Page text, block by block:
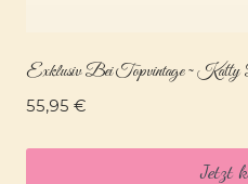
Exklusiv Bei Topvintage ~
55,95 €
Jetzt